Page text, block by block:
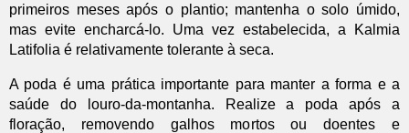
primeiros meses após o plantio; mantenha o solo úmido,
mas evite encharcá-lo. Uma vez estabelecida, a Kalmia
Latifolia é relativamente tolerante à seca.
A poda é uma prática importante para manter a forma e a
saúde do louro-da-montanha. Realize a poda após a
floração, removendo galhos mortos ou doentes e